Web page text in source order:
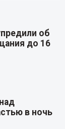
об
до 16
в ночь